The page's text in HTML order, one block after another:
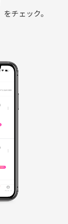
をチェック。